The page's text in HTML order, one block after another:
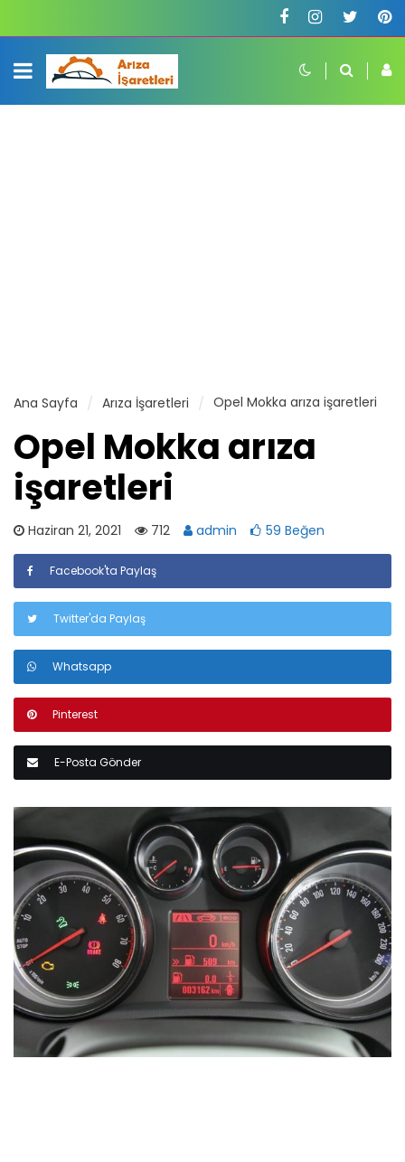
Ana Sayfa Arıza İşaretleri Opel Mokka arıza işaretleri
Opel Mokka arıza
işaretleri
Haziran 21, 2021 712 admin 59 Beğen
Facebook'ta Paylaş
Twitter'da Paylaş
Whatsapp
Pinterest
E-Posta Gönder